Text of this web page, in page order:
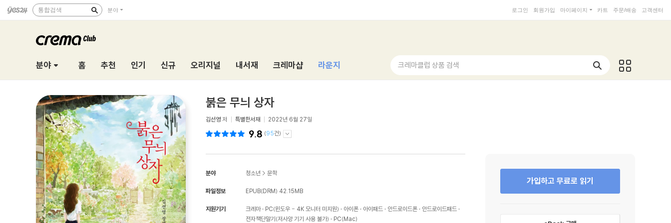
통합검색 분야 로그인 회원가입 마이페이지 카트 주문/배송 고객센터
분야 홈 추천 인기 신규 오리지널 내서재 크레마샵 라운지 크레마클럽 상품 검색
붉은 무늬 상자
김선영 저 특별한서재 2022년 6월 27일
9.8 (95건)
분야 청소년 > 문학
파일정보 EPUB(DRM) 42.15MB
지원기기 크레마 PC(윈도우 - 4K 모니터 미지원) 아이폰 아이패드 안드로이드폰
안드로이드패드
전자책단말기(저사양 기기 사용 불가)
PC(Mac)
가입하고 무료로 읽기